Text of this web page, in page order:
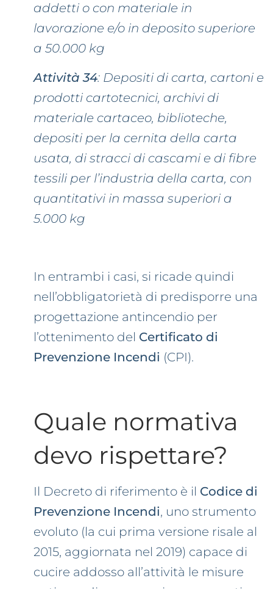
addetti o con materiale in
lavorazione e/o in deposito superiore
a 50.000 kg
Attività 34: Depositi di carta, cartoni e
prodotti cartotecnici, archivi di
materiale cartaceo, biblioteche,
depositi per la cernita della carta
usata, di stracci di cascami e di fibre
tessili per l’industria della carta, con
quantitativi in massa superiori a
5.000 kg
In entrambi i casi, si ricade quindi
nell’obbligatorietà di predisporre una
progettazione antincendio per
l’ottenimento del Certificato di
Prevenzione Incendi (CPI).
Quale normativa
devo rispettare?
Il Decreto di riferimento è il Codice di
Prevenzione Incendi, uno strumento
evoluto (la cui prima versione risale al
2015, aggiornata nel 2019) capace di
cucire addosso all’attività le misure